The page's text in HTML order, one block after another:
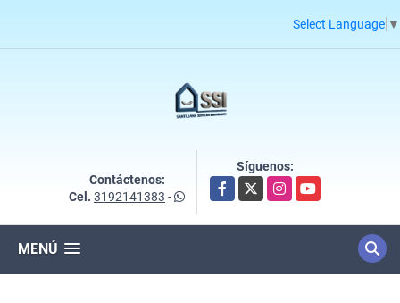
Select Language ▼
Contáctenos:
Cel. 3192141383 -
Síguenos:
Facebook
X InstagramYouTube
MENÚ